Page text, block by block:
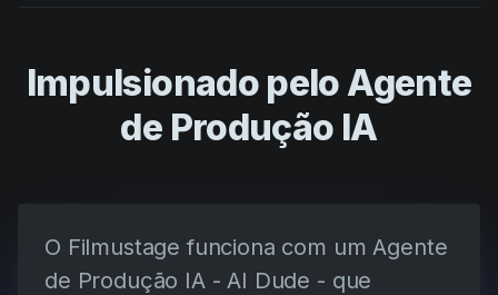
Impulsionado pelo Agente
de Produção IA
O Filmustage funciona com um Agente
de Produção IA - AI Dude - que